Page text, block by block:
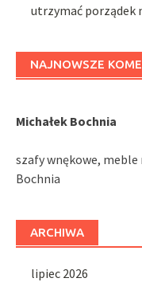
utrzymać porządek
NAJNOWSZE
Michałek Bochnia
szafy wnękowe, meble
Bochnia
ARCHIWA
lipiec 2026